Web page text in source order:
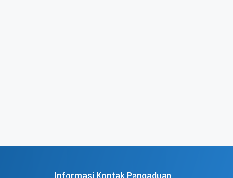
Informasi Kontak Pengaduan